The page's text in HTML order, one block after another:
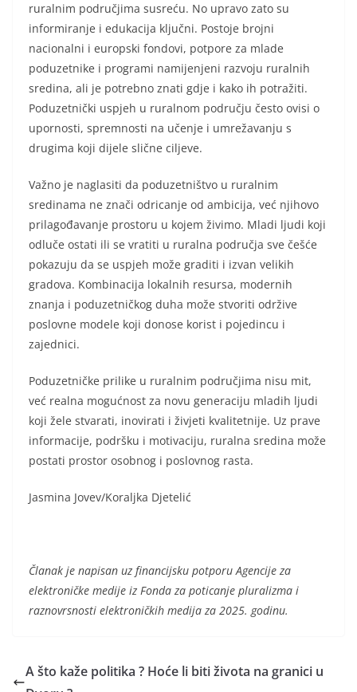
ruralnim područjima susreću. No upravo zato su
informiranje i edukacija ključni. Postoje brojni
nacionalni i europski fondovi, potpore za mlade
poduzetnike i programi namijenjeni razvoju ruralnih
sredina, ali je potrebno znati gdje i kako ih potražiti.
Poduzetnički uspjeh u ruralnom području često ovisi o
upornosti, spremnosti na učenje i umrežavanju s
drugima koji dijele slične ciljeve.
Važno je naglasiti da poduzetništvo u ruralnim
sredinama ne znači odricanje od ambicija, već njihovo
prilagođavanje prostoru u kojem živimo. Mladi ljudi koji
odluče ostati ili se vratiti u ruralna područja sve češće
pokazuju da se uspjeh može graditi i izvan velikih
gradova. Kombinacija lokalnih resursa, modernih
znanja i poduzetničkog duha može stvoriti održive
poslovne modele koji donose korist i pojedincu i
zajednici.
Poduzetničke prilike u ruralnim područjima nisu mit,
već realna mogućnost za novu generaciju mladih ljudi
koji žele stvarati, inovirati i živjeti kvalitetnije. Uz prave
informacije, podršku i motivaciju, ruralna sredina može
postati prostor osobnog i poslovnog rasta.
Jasmina Jovev/Koraljka Djetelić
Članak je napisan uz financijsku potporu Agencije za
elektroničke medije iz Fonda za poticanje pluralizma i
raznovrsnosti elektroničkih medija za 2025. godinu.
A što kaže politika ? Hoće li biti života na granici u